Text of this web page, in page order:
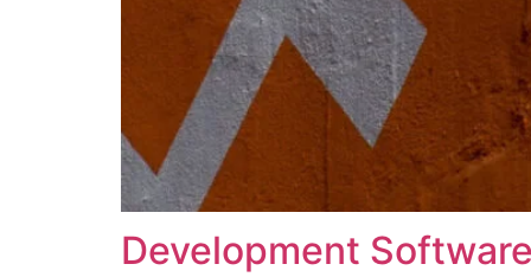
Development